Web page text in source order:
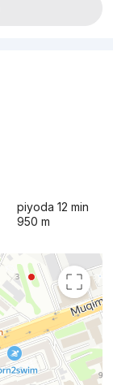
piyoda 12 min
950 m